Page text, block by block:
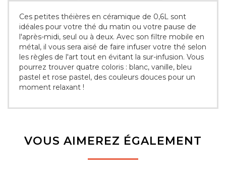
Ces petites théières en céramique de 0,6L sont
idéales pour votre thé du matin ou votre pause de
l'après-midi, seul ou à deux. Avec son filtre mobile en
métal, il vous sera aisé de faire infuser votre thé selon
les règles de l'art tout en évitant la sur-infusion. Vous
pourrez trouver quatre coloris : blanc, vanille, bleu
pastel et rose pastel, des couleurs douces pour un
moment relaxant !
VOUS AIMEREZ ÉGALEMENT